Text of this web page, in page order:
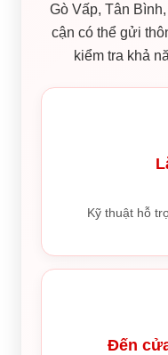
Gò Vấp, Tân
cận có thể gửi
kiểm tra khả
Kỹ thuật hỗ
Đến